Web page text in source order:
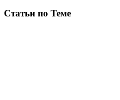
Статьи по Теме